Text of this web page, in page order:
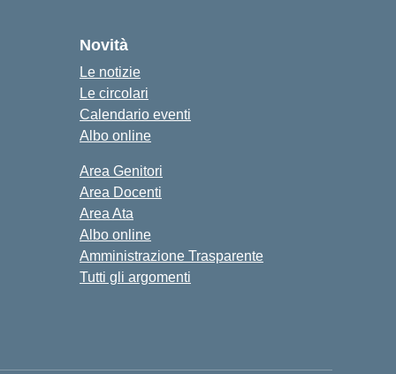
Novità
Le notizie
Le circolari
Calendario eventi
Albo online
Area Genitori
Area Docenti
Area Ata
Albo online
Amministrazione Trasparente
Tutti gli argomenti